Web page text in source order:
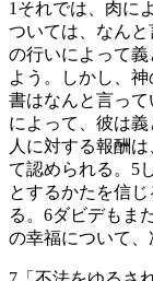
1 それでは、肉に
ついては、なんと
の行いによって
よう。しかし、神
書はなんと言っ
によって、彼は義
人に対する報酬
て認められる。 5
とするかたを信
る。 6ダビデもま
の幸福について、